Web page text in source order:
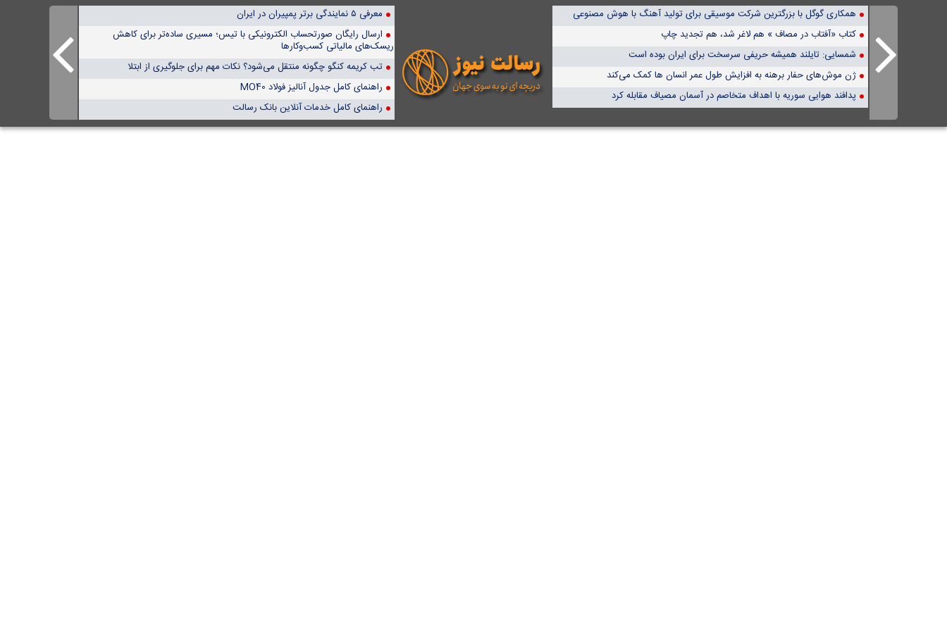
همکاری گوگل با بزرگترین شرکت موسیقی برای تولید آهنگ با هوش مصنوعی
کتاب «آفتاب در مصاف » هم لاغر شد، هم تجدید چاپ
شمسایی: تایلند همیشه حریفی سرسخت برای ایران بوده است
ژن موش‌های حفار برهنه به افزایش طول عمر انسان ها کمک می‌کند
پدافند هوایی سوریه با اهداف متخاصم در آسمان مصیاف مقابله کرد
معرفی ۵ نمایندگی برتر پمپیران در ایران
ارسال رایگان صورتحساب الکترونیکی با تیس؛ مسیری ساده‌تر برای کاهش
ریسک‌های مالیاتی کسب‌وکارها
تب کریمه کنگو چگونه منتقل می‌شود؟ نکات مهم برای جلوگیری از ابتلا
راهنمای کامل جدول آنالیز فولاد MO40
راهنمای کامل خدمات آنلاین بانک رسالت